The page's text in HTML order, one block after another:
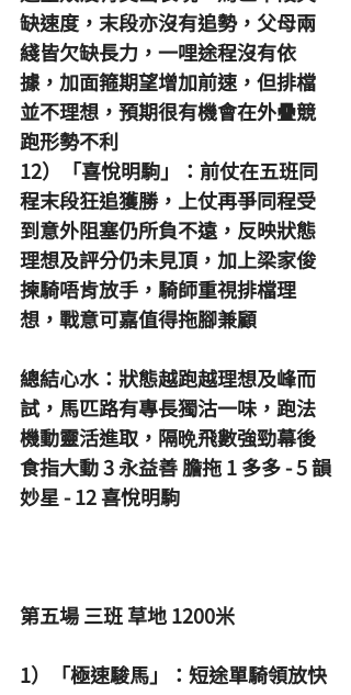
缺速度，末段亦沒有追勢，父母兩
綫皆欠缺長力，一哩途程沒有依
據，加面箍期望增加前速，但排檔
並不理想，預期很有機會在外疊競
跑形勢不利
12）「喜悅明駒」：前仗在五班同
程末段狂追獲勝，上仗再爭同程受
到意外阻塞仍所負不遠，反映狀態
理想及評分仍未見頂，加上梁家俊
揀騎唔肯放手，騎師重視排檔理
想，戰意可嘉值得拖腳兼顧
總結心水：狀態越跑越理想及峰而
試，馬匹路有專長獨沽一味，跑法
機動靈活進取，隔晩飛數強勁幕後
食指大動 3 永益善 膽拖 1 多多 - 5 韻
妙星 - 12 喜悅明駒
第五場 三班 草地 1200米
1）「極速駿馬」：短途單騎領放快